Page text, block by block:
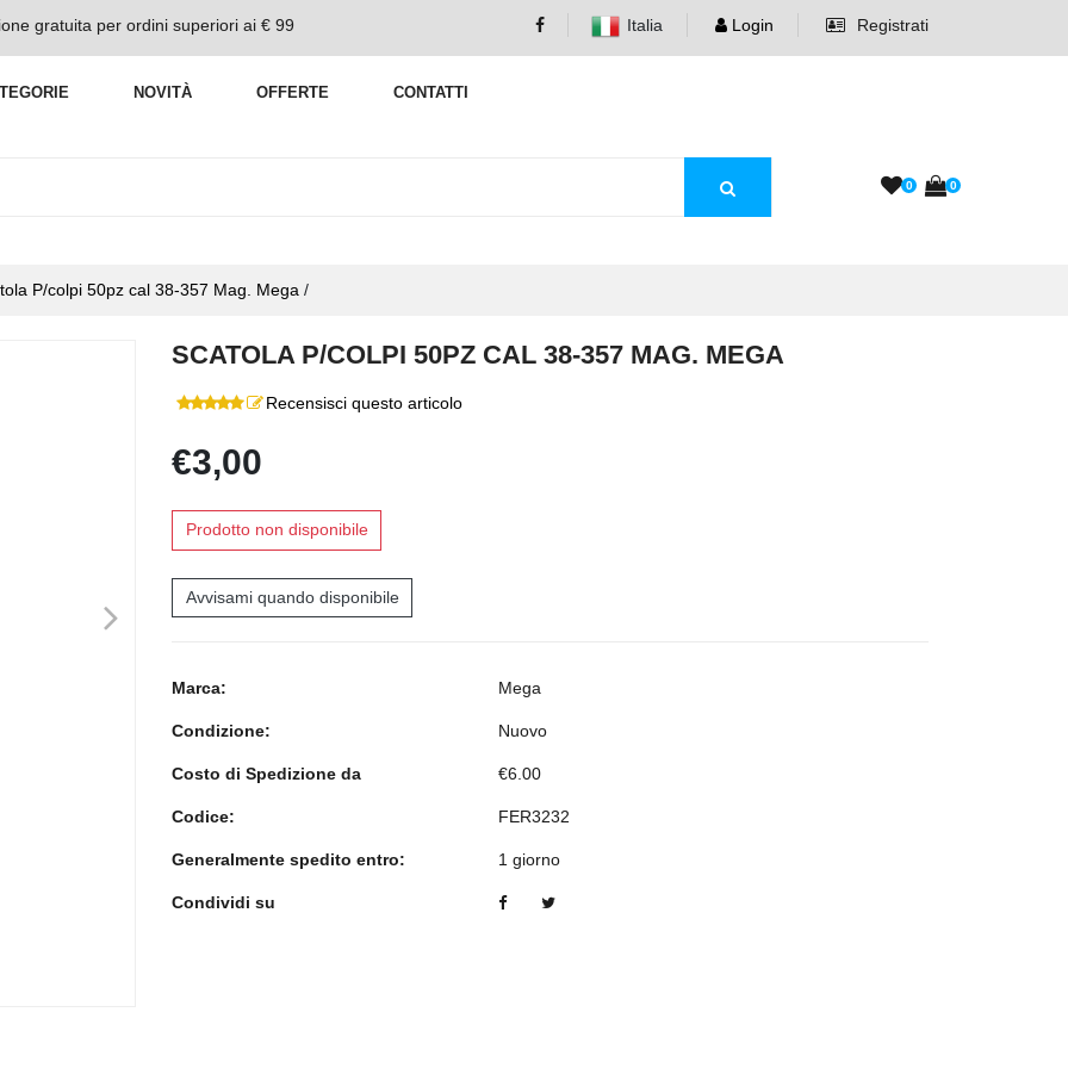
gratuita per ordini superiori ai € 99 Italia Login Registrati
NOVITÀ OFFERTE CONTATTI
0 0
P/colpi 50pz cal 38-357 Mag. Mega /
>
SCATOLA P/COLPI 50PZ CAL 38-357 MAG. MEGA
Recensisci questo articolo
€3,00
Prodotto non disponibile
Avvisami quando disponibile
Marca: Mega
Condizione: Nuovo
Costo di Spedizione da €6.00
Codice: FER3232
Generalmente spedito entro: 1 giorno
Condividi su